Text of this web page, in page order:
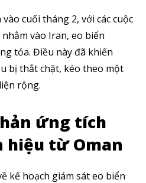
cuối tháng 2, với các cuộc
vào Iran, eo biển
tỏa. Điều này đã khiến
bị thắt chặt, kéo theo một
rộng.
ứng tích
từ Oman
kế hoạch giám sát eo biển